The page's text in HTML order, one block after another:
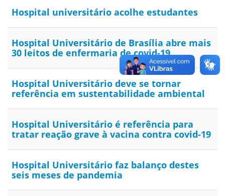
Hospital universitário acolhe estudantes
Hospital Universitário de Brasília abre mais
30 leitos de enfermaria de covid-19
Hospital Universitário deve se tornar
referência em sustentabilidade ambiental
Hospital Universitário é referência para
tratar reação grave à vacina contra covid-19
Hospital Universitário faz balanço destes
seis meses de pandemia